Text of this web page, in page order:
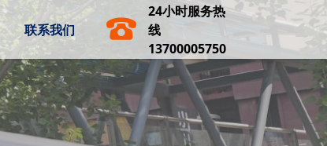
联系我们
24小时服务热
线
13700005750